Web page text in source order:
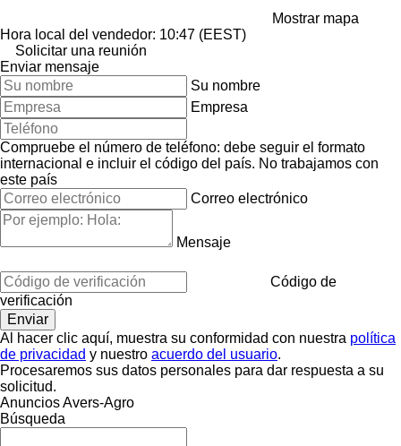
Mostrar mapa
Hora local del vendedor: 10:47 (EEST)
Solicitar una reunión
Enviar mensaje
Su nombre
Empresa
Compruebe el número de teléfono: debe seguir el formato
internacional e incluir el código del país. No trabajamos con
este país
Correo electrónico
Mensaje
Código de
verificación
Al hacer clic aquí, muestra su conformidad con nuestra política
de privacidad y nuestro acuerdo del usuario.
Procesaremos sus datos personales para dar respuesta a su
solicitud.
Anuncios Avers-Agro
Búsqueda